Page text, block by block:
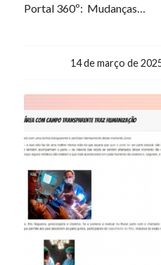
Portal 360º: Mudanças…
14 de março de
/